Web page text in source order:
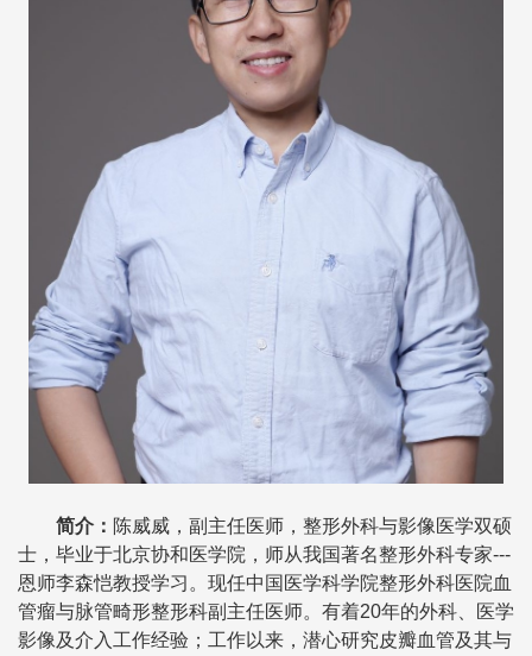
简介 ： 陈威威，副主任医师，整形外科与影像医学双硕
士，毕业于北京协和医学院，师从我国著名整形外科专家---
恩师李森恺教授学习。现任中国医学科学院整形外科医院血
管瘤与脉管畸形整形科副主任医师。有着20年的外科、医学
影像及介入工作经验；工作以来，潜心研究皮瓣血管及其与